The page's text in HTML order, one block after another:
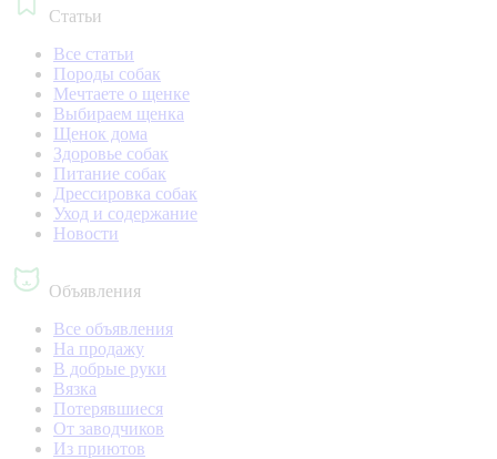
Статьи
Все статьи
Породы собак
Мечтаете о щенке
Выбираем щенка
Щенок дома
Здоровье собак
Питание собак
Дрессировка собак
Уход и содержание
Новости
Объявления
Все объявления
На продажу
В добрые руки
Вязка
Потерявшиеся
От заводчиков
Из приютов